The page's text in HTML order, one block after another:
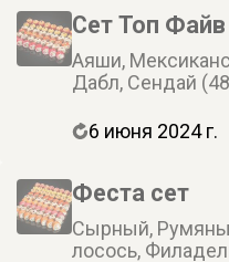
Сет Топ Файв
Аяши,
Дабл, Сендай
6 июня 2024 г.
Феста сет
Сырный,
лосось,